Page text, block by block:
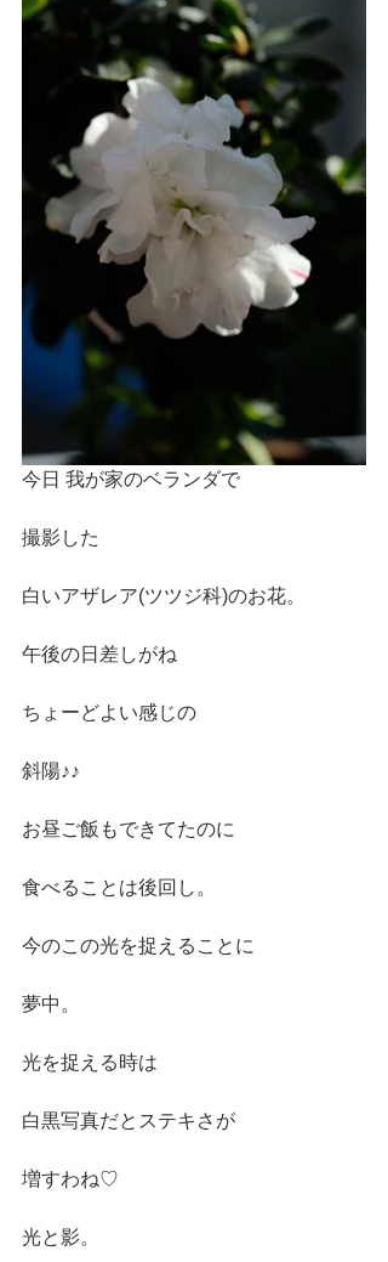
今日 我が家のベランダで
撮影した
白いアザレア(ツツジ科)のお花。
午後の日差しがね
ちょーどよい感じの
斜陽♪♪
お昼ご飯もできてたのに
食べることは後回し。
今のこの光を捉えることに
夢中。
光を捉える時は
白黒写真だとステキさが
増すわね♡
光と影。